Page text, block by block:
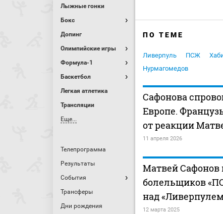
Лыжные гонки
Бокс
Допинг
Олимпийские игры
Формула-1
Баскетбол
Легкая атлетика
Трансляции
Еще...
Телепрограмма
Результаты
События
Трансферы
Дни рождения
ПО ТЕМЕ
Ливерпуль ПСЖ
Нурмагомедов
Сафонова
Европе.
от реакции
11 апреля 2026
Матвей Сафонов
болельщиков
над
12 марта 2025